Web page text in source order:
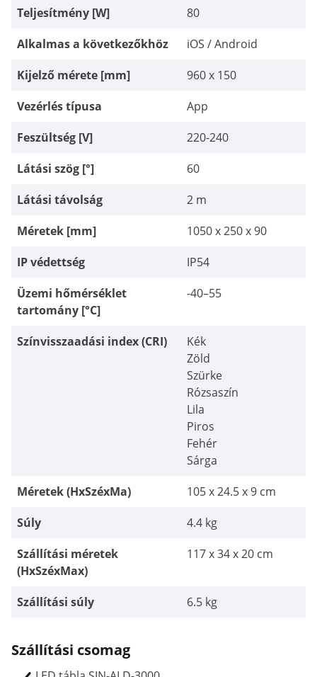
nem lehetséges görgető szövegként, nincs
panaszkodás magas szinten.
árához képest.
Teljesítmény [W]
80
Alkalmas a következőkhöz
iOS / Android
Kijelző mérete [mm]
960 x 150
Vezérlés típusa
App
Feszültség [V]
220-240
Látási szög [°]
60
Látási távolság
2 m
Méretek [mm]
1050 x 250 x 90
IP védettség
IP54
Üzemi hőmérséklet
tartomány [°C]
-40–55
Színvisszaadási index (CRI)
Kék
Zöld
Szürke
Rózsaszín
Lila
Piros
Fehér
Sárga
Méretek (HxSzéxMa)
105 x 24.5 x 9 cm
Súly
4.4 kg
Szállítási méretek
(HxSzéxMax)
117 x 34 x 20 cm
Szállítási súly 6.5 kg
Szállítási csomag